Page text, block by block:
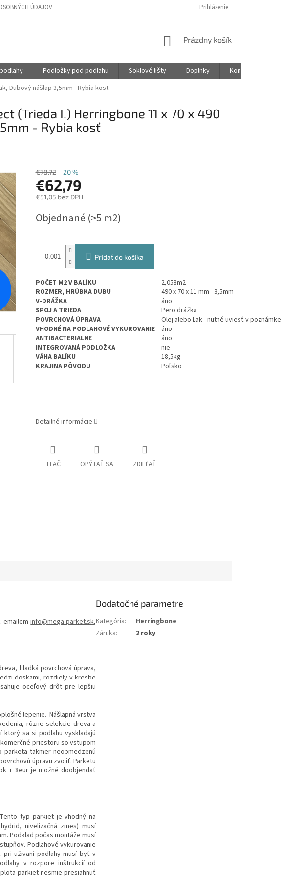
ÚDAJOV Prihlásenie
NÁKUPNÝ
Prázdny košík
Podložky pod podlahu Soklové lišty Doplnky
Kontakty
Dubový nášlap 3,5mm - Rybia kosť
(Trieda I.) Herringbone 11 x 70 x 490
- Rybia kosť
€78,72 –20 %
€62,79
€51,05 bez DPH
cena:
Objednané (>5 m2)
Pridať do košíka
POČET M2 V BALÍKU
2,058m2
ROZMER, HRÚBKA DUBU
490 x 70x 11 mm - 3,5mm
V-DRÁŽKA
áno
SPOJ A TRIEDA
Pero drážka
POVRCHOVÁ ÚPRAVA
Olej alebo Lak - nutné uviesť v poznámke
VHODNÉ NA PODLAHOVÉ VYKUROVANIE
áno
ANTIBACTERIALNE
áno
INTEGROVANÁ PODLOŽKA
nie
VÁHA BALÍKU
18,5kg
KRAJINA PÔVODU
Poľsko
Detailné informácie
TLAČ OPÝTAŤ SA ZDIEĽAŤ
emailominfo@mega-parket.sk,
hladká povrchová úprava,
doskami, rozdiely v kresbe
oceľový drôt pre lepšiu
lepenie. Nášlapná vrstva
rôzne selekcie dreva a
sa si podlahu vyskladajú
priestoru so vstupom
takmer neobmedzenú
úpravu zvoliť. Parketu
+ 8eur je možné doobjendať
typ parkiet je vhodný na
nivelizačná zmes) musí
Podklad počas montáže musí
Podlahové vykurovanie
užívaní podlahy musí byť v
v rozpore inštrukcií od
parkiet nesmie presiahnuť
Dodatočné parametre
Kategória:
Herringbone
Záruka: 2 roky